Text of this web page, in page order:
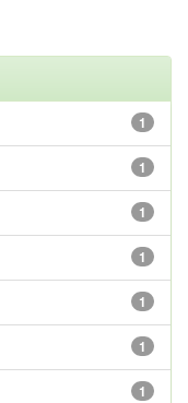
1
1
1
1
1
1
1